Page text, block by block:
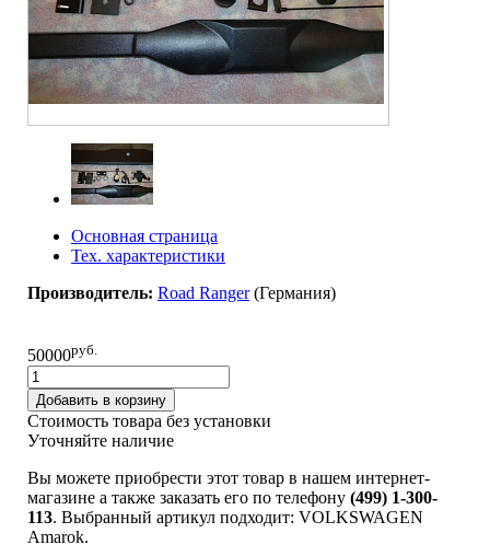
Основная страница
Тех. характеристики
Производитель: Road Ranger(Германия)
50000руб.
Добавить в корзину
Стоимость товара без установки
Уточняйте наличие
Вы можете приобрести этот товар в нашем интернет-
магазине а также заказать его по телефону (499) 1-300-
113. Выбранный артикул подходит: VOLKSWAGEN
Amarok.